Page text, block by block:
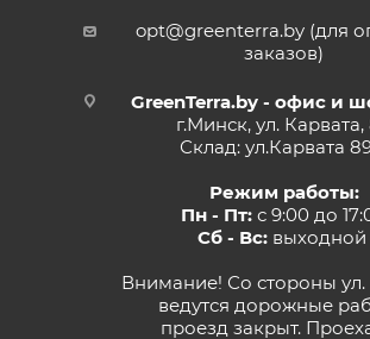
opt@greenterra.by (для
заказов)
GreenTerra.by - офис и
г.Минск, ул. Карвата,
Склад: ул.Карвата
Режим работы:
Пн - Пт: с 9:00 до
Сб - Вс:выходной
Внимание! Со стороны ул.
ведутся дорожные
проезд закрыт.